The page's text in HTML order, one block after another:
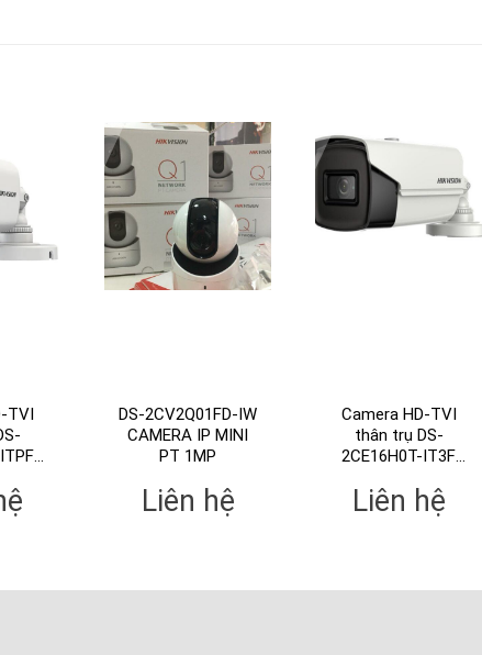
DS-2CV2Q01FD-IW
CAMERA IP MINI
PT 1MP
Liên hệ
Camera HD-TVI
thân trụ DS-
2CE16H0T-IT3F
Liên hệ